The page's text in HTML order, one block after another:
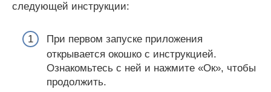
следующей инструкции:
При первом запуске приложения
открывается окошко с инструкцией.
Ознакомьтесь с ней и нажмите «Ок», чтобы
продолжить.